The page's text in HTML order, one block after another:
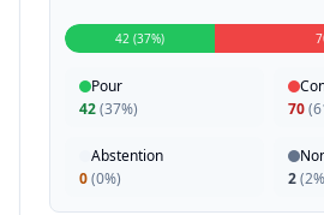
42 (37%)
Pour
42(37%)
70(
Abstention
0(0%)
2(2%